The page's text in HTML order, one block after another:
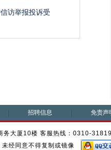
访举报投诉受
招聘信息 免责声
务大厦10楼 客服热线：0310-
经同意不得复制或镜像